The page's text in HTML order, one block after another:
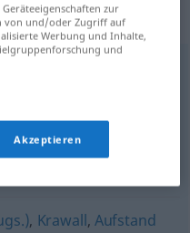
, Krawall, Aufstand
zur
von und/oder Zugriff auf
Werbung und Inhalte,
und
Akzeptieren